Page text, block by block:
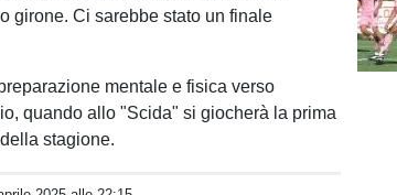
girone. Ci sarebbe stato un finale
mentale e fisica verso
quando allo "Scida" si giocherà la prima
stagione.